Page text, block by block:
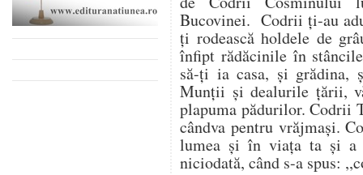
Bucovinei. Codrii ți-au
ți rodească holdele de
înfipt rădăcinile în
să-ți ia casa, și
Munții și dealurile țării,
plapuma pădurilor. Codrii
cândva pentru vrăjmași.
lumea și în viața ta și
niciodată, când s-a spus: